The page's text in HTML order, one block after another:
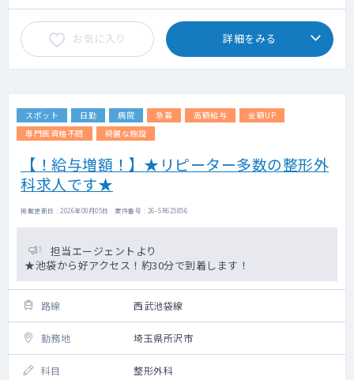
お気に入り 詳細をみる
スポット 日勤 病院 急募 高額給与
金額UP
専門医資格不問
綺麗な施設
【！給与増額！】★リピーター多数の整形外
科求人です★
掲載更新日 : 2026年08月05日 案件番号 : 26-SR625856
担当エージェントより
★池袋から好アクセス！約30分で到着します！
路線 西武池袋線
勤務地 埼玉県所沢市
科目 整形外科